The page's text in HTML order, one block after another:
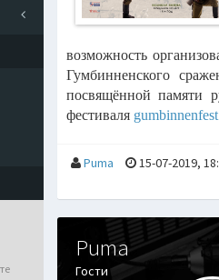
возможность
Гумбинненского
посвящённой памяти
фестиваля
Puma 15-07-2019,
Puma
Гости